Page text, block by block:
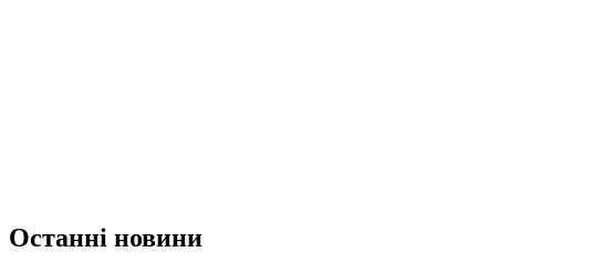
Останні новини